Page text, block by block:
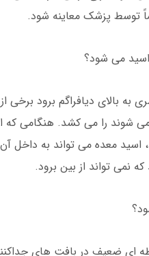
توسط پزشک معاینه شود.
می شود؟
بالای دیافراگم برود برخی
شوند را می کشد. هنگامی که
اسید معده می تواند به
نمی تواند از بین برود.
ای ضعیف در بافت های